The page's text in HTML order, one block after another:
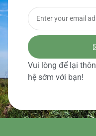
Vui lòng để lại
hệ sớm với bạn!